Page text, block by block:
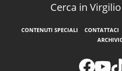
Cerca in
CONTENUTI SPECIALI CONTATTACI